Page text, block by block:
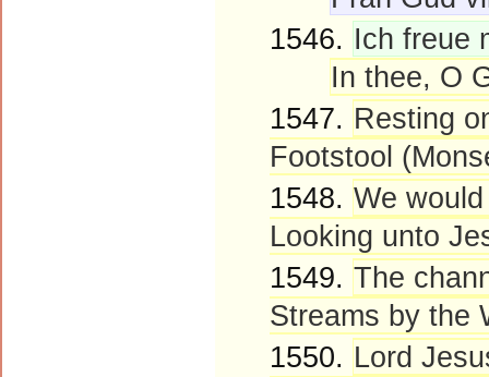
1546. Ich freue
In thee, O
1547. Resting
Footstool
1548. We
Looking unto
1549. The
Streams by the
1550. Lord